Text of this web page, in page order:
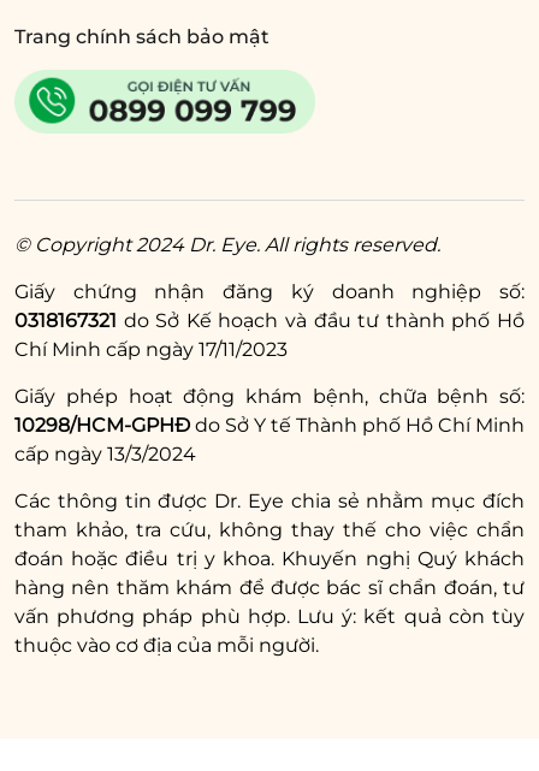
Trang chính sách bảo mật
© Copyright 2024 Dr. Eye. All rights reserved.
Giấy chứng nhận đăng ký doanh nghiệp số:
0318167321 do Sở Kế hoạch và đầu tư thành phố Hồ
Chí Minh cấp ngày 17/11/2023
Giấy phép hoạt động khám bệnh, chữa bệnh số:
10298/HCM-GPHĐ do Sở Y tế Thành phố Hồ Chí Minh
cấp ngày 13/3/2024
Các thông tin được Dr. Eye chia sẻ nhằm mục đích
tham khảo, tra cứu, không thay thế cho việc chẩn
đoán hoặc điều trị y khoa. Khuyến nghị Quý khách
hàng nên thăm khám để được bác sĩ chẩn đoán, tư
vấn phương pháp phù hợp. Lưu ý: kết quả còn tùy
thuộc vào cơ địa của mỗi người.